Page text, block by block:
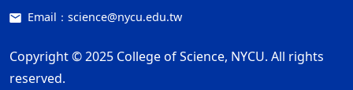
Email： science@nycu.edu.tw
Copyright © 2025 College of Science, NYCU. All rights
reserved.